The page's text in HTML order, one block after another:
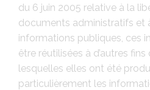
du 6 juin 2005 relative à la
documents administratifs et
informations publiques, ces
être réutilisées à d’autres
lesquelles elles ont été
particulièrement les